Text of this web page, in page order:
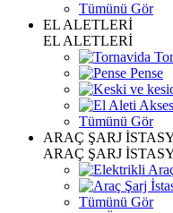
Tümünü Gör
EL ALETLERİ
EL ALETLERİ
Pense
Tümünü Gör
ARAÇ ŞARJ
ARAÇ ŞARJ
Tümünü Gör